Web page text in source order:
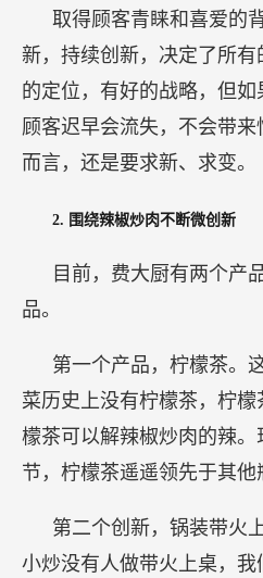
取得顾客青睐和喜爱的
新，持续创新，决定了所
的定位，有好的战略，但
顾客迟早会流失，不会带
而言，还是要求新、求变。
2. 围绕辣椒炒肉不断微创新
目前，费大厨有两个产
品。
第一个产品，柠檬茶。
菜历史上没有柠檬茶，柠
檬茶可以解辣椒炒肉的辣
节，柠檬茶遥遥领先于其他
第二个创新，锅装带火
小炒没有人做带火上桌，